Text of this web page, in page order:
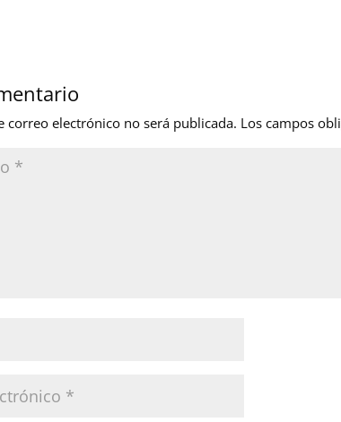
correo electrónico no será publicada. Los campos